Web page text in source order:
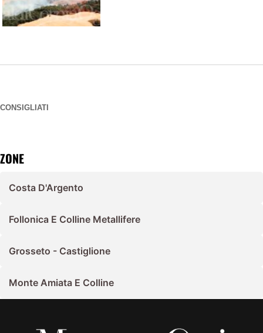
CONSIGLIATI
ZONE
Costa D'Argento
Follonica E Colline Metallifere
Grosseto - Castiglione
Monte Amiata E Colline